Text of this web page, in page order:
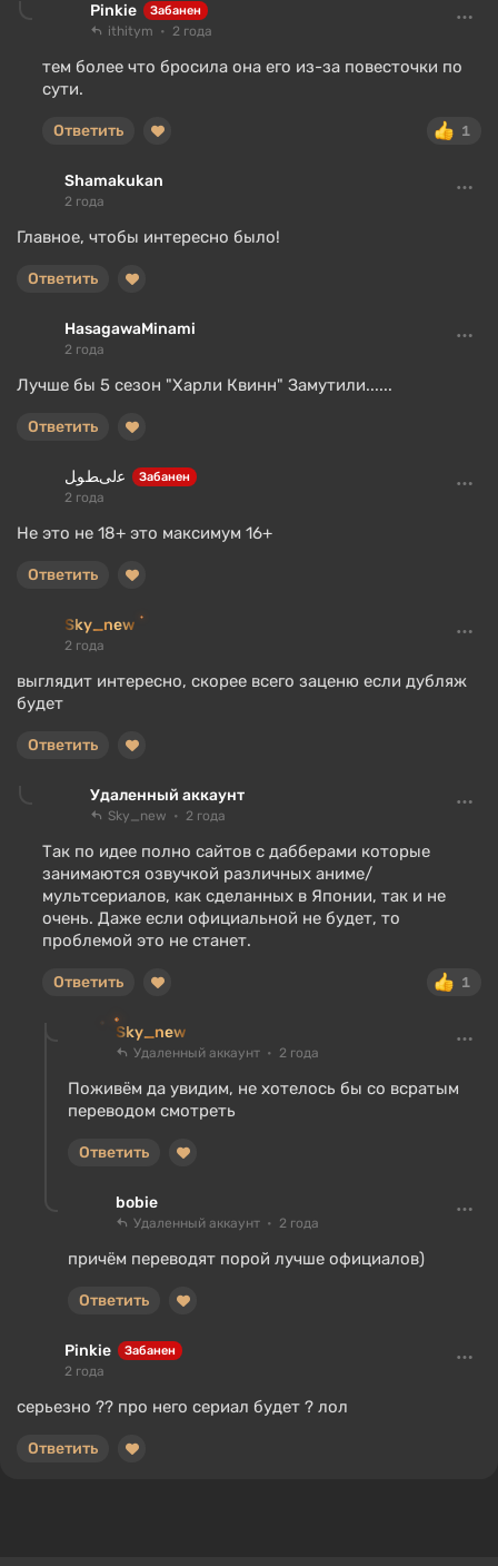
Pinkie Забанен
ithitym 2 года
тем более что бросила она его из-за повесточки по
сути.
1
Ответить
Shamakukan
2 года
Главное, чтобы интересно было!
Ответить
HasagawaMinami
2 года
Лучше бы 5 сезон "Харли Квинн" Замутили......
Ответить
ﻋﻟﻰﻂﻮﻞ Забанен
2 года
Не это не 18+ это максимум 16+
Ответить
Sky_new
2 года
выглядит интересно, скорее всего заценю если дубляж
будет
Ответить
Удаленный аккаунт
Sky_new 2 года
Так по идее полно сайтов с дабберами которые
занимаются озвучкой различных аниме/
мультсериалов, как сделанных в Японии, так и не
очень. Даже если официальной не будет, то
проблемой это не станет.
1
Ответить
Sky_new
Удаленный аккаунт 2 года
Поживём да увидим, не хотелось бы со всратым
переводом смотреть
Ответить
bobie
Удаленный аккаунт 2 года
причём переводят порой лучше официалов)
Ответить
Pinkie Забанен
2 года
серьезно ?? про него сериал будет ? лол
Ответить